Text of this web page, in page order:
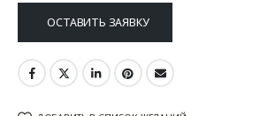
ОСТАВИТЬ ЗАЯВКУ